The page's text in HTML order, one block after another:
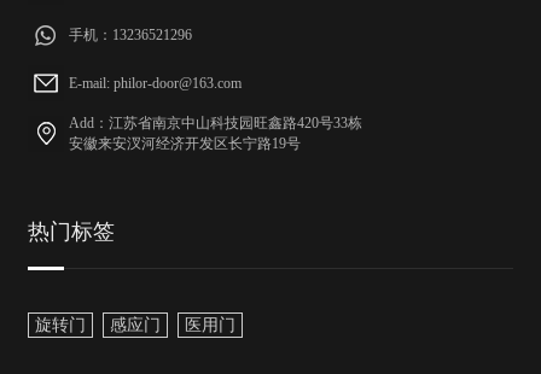
手机：13236521296
E-mail: philor-door@163.com
Add：江苏省南京中山科技园旺鑫路420号33栋
安徽来安汊河经济开发区长宁路19号
热门标签
旋转门 感应门 医用门